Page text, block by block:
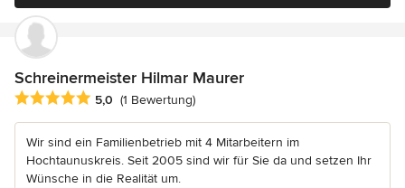
Schreinermeister Hilmar Maurer
Durchschnittliche Bewertung: 5 von 5 Sternen
5,0 (1 Bewertung)
Wir sind ein Familienbetrieb mit 4 Mitarbeitern im
Hochtaunuskreis. Seit 2005 sind wir für Sie da und setzen Ihr
Wünsche in die Realität um.